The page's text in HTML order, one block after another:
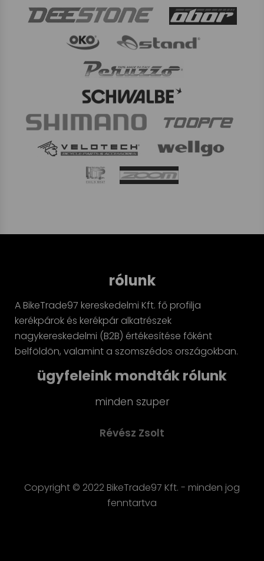
rólunk
A BikeTrade97 kereskedelmi Kft. fő profilja
kerékpárok és kerékpár alkatrészek
nagykereskedelmi (B2B) értékesítése főként
belföldön, valamint a szomszédos országokban.
ügyfeleink mondták rólunk
minden szuper
Révész Zsolt
Copyright © 2022 BikeTrade97 Kft. - minden jog
fenntartva